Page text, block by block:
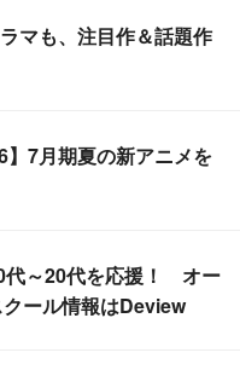
マも、注目作＆話題作
】7月期夏の新アニメを
代～20代を応援！ オー
ール情報はDeview